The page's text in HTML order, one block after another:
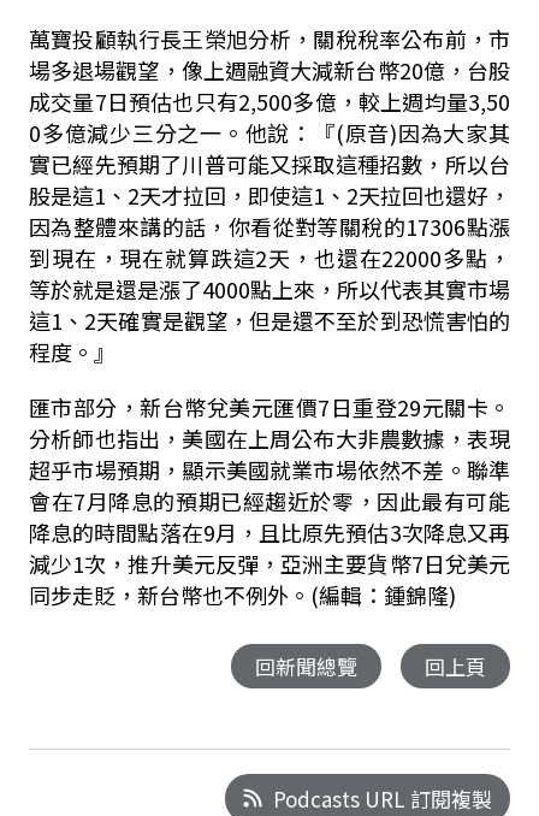
萬寶投顧執行長王榮旭分析，關稅稅率公布前，市
場多退場觀望，像上週融資大減新台幣20億，台股
成交量7日預估也只有2,500多億，較上週均量3,50
0多億減少三分之一。他說：『(原音)因為大家其
實已經先預期了川普可能又採取這種招數，所以台
股是這1、2天才拉回，即使這1、2天拉回也還好，
因為整體來講的話，你看從對等關稅的17306點漲
到現在，現在就算跌這2天，也還在22000多點，
等於就是還是漲了4000點上來，所以代表其實市場
這1、2天確實是觀望，但是還不至於到恐慌害怕的
程度。』
匯市部分，新台幣兌美元匯價7日重登29元關卡。
分析師也指出，美國在上周公布大非農數據，表現
超乎市場預期，顯示美國就業市場依然不差。聯準
會在7月降息的預期已經趨近於零，因此最有可能
降息的時間點落在9月，且比原先預估3次降息又再
減少1次，推升美元反彈，亞洲主要貨幣7日兌美元
同步走貶，新台幣也不例外。(編輯：鍾錦隆)
回新聞總覽 回上頁
Podcasts URL 訂閱複製